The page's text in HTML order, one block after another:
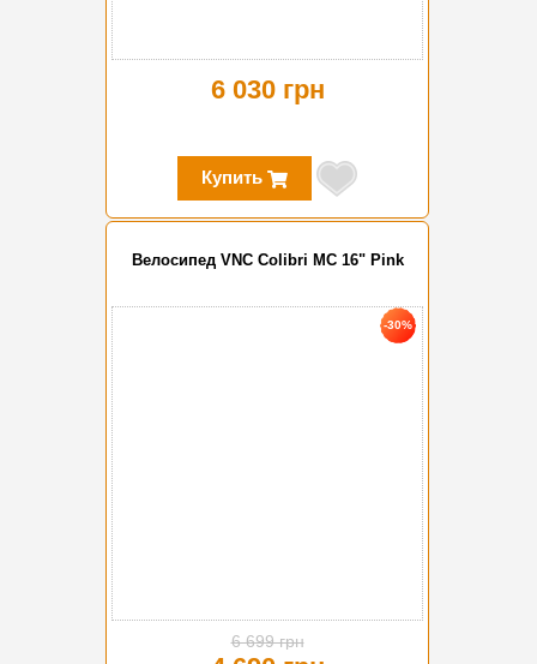
6 030 грн
Купить
Велосипед VNC Colibri MC 16" Pink
-30%
6 699 грн